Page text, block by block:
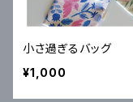
小さ過ぎるバッグ
¥1,000